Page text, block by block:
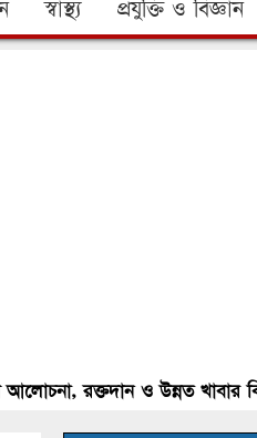
স্বাস্থ্য প্রযুক্তি ও বিজ্ঞান
রক্তদান ও উন্নত খাবার বিতরণ